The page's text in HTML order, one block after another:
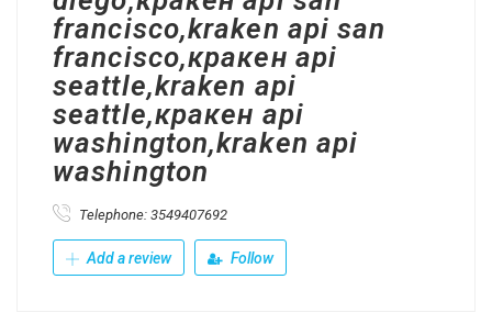
francisco,kraken api san
francisco,кракен api
seattle,kraken api
seattle,кракен api
washington,kraken api
washington
Telephone: 3549407692
Add a review Follow